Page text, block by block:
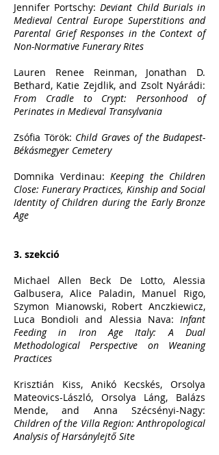
Jennifer Portschy:Deviant Child Burials in
Medieval Central Europe Superstitions and
Parental Grief Responses in the Context of
Non-Normative Funerary Rites
Lauren Renee Reinman, Jonathan D.
Bethard, Katie Zejdlik, and Zsolt Nyárádi:
From Cradle to Crypt: Personhood of
Perinates in Medieval Transylvania
Zsófia Török: Child Graves of the Budapest-
Békásmegyer Cemetery
Domnika Verdinau: Keeping the Children
Close: Funerary Practices, Kinship and Social
Identity of Children during the Early Bronze
Age
3. szekció
Michael Allen Beck De Lotto, Alessia
Galbusera, Alice Paladin, Manuel Rigo,
Szymon Mianowski, Robert Anczkiewicz,
Luca Bondioli and Alessia Nava: Infant
Feeding in Iron Age Italy: A Dual
Methodological Perspective on Weaning
Practices
Krisztián Kiss, Anikó Kecskés, Orsolya
Mateovics-László, Orsolya Láng, Balázs
Mende, and Anna Szécsényi-Nagy:
Children of the Villa Region: Anthropological
Analysis of Harsánylejtő Site